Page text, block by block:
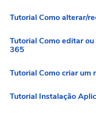
Tutorial Como alterar/
Tutorial Como editar
365
Tutorial Como criar um
Tutorial Instalação